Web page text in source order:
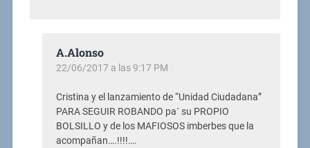
A.Alonso
22/06/2017 a las 9:17 PM
Cristina y el lanzamiento de “Unidad Ciudadana”
PARA SEGUIR ROBANDO pa´ su PROPIO
BOLSILLO y de los MAFIOSOS imberbes que la
acompañan….!!!!….